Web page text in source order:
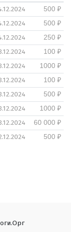
500 ₽
500 ₽
250 ₽
100 ₽
1000 ₽
100 ₽
500 ₽
1000 ₽
60 000 ₽
500 ₽